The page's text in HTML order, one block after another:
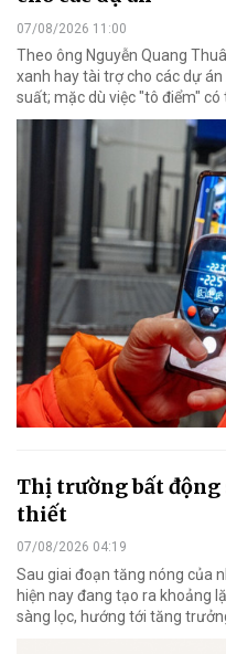
07/08/2026 11:00
Theo ông Nguyễn Quang
xanh hay tài trợ cho các dự
suất; mặc dù việc "tô điểm"
Thị trường bất động
thiết
07/08/2026 04:19
Sau giai đoạn tăng nóng của
hiện nay đang tạo ra khoảng
sàng lọc, hướng tới tăng